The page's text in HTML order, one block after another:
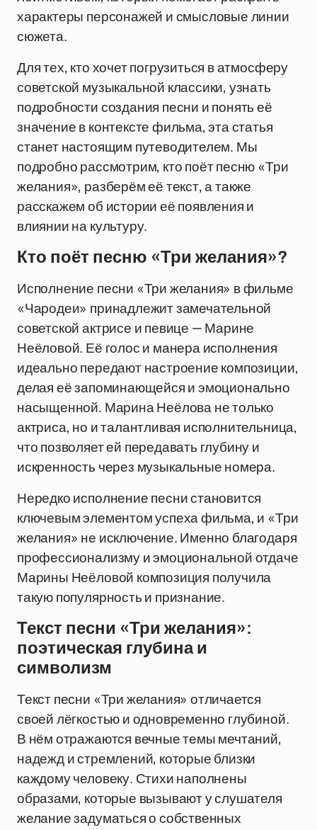
характеры персонажей и смысловые линии
сюжета.
Для тех, кто хочет погрузиться в атмосферу
советской музыкальной классики, узнать
подробности создания песни и понять её
значение в контексте фильма, эта статья
станет настоящим путеводителем. Мы
подробно рассмотрим, кто поёт песню «Три
желания», разберём её текст, а также
расскажем об истории её появления и
влиянии на культуру.
Кто поёт песню «Три желания»?
Исполнение песни «Три желания» в фильме
«Чародеи» принадлежит замечательной
советской актрисе и певице — Марине
Неёловой. Её голос и манера исполнения
идеально передают настроение композиции,
делая её запоминающейся и эмоционально
насыщенной. Марина Неёлова не только
актриса, но и талантливая исполнительница,
что позволяет ей передавать глубину и
искренность через музыкальные номера.
Нередко исполнение песни становится
ключевым элементом успеха фильма, и «Три
желания» не исключение. Именно благодаря
профессионализму и эмоциональной отдаче
Марины Неёловой композиция получила
такую популярность и признание.
Текст песни «Три желания»:
поэтическая глубина и
символизм
Текст песни «Три желания» отличается
своей лёгкостью и одновременно глубиной.
В нём отражаются вечные темы мечтаний,
надежд и стремлений, которые близки
каждому человеку. Стихи наполнены
образами, которые вызывают у слушателя
желание задуматься о собственных